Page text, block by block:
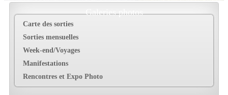
Galeries photos
Carte des sorties
Sorties mensuelles
Week-end/Voyages
Manifestations
Rencontres et Expo Photo